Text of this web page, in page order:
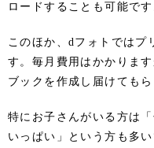
ロードすることも可能です
このほか、dフォトではプ
す。毎月費用はかかりま
ブックを作成し届けても
特にお子さんがいる方は
いっぱい」という方も多